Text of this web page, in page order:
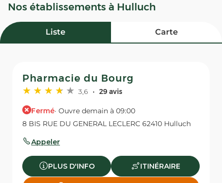
Nos établissements à Hulluch
Liste Carte
Pharmacie du Bourg
3,6 29 avis
Fermé· Ouvre demain à 09:00
8 BIS RUE DU GENERAL LECLERC 62410 Hulluch
Appeler
PLUS D'INFO ITINÉRAIRE